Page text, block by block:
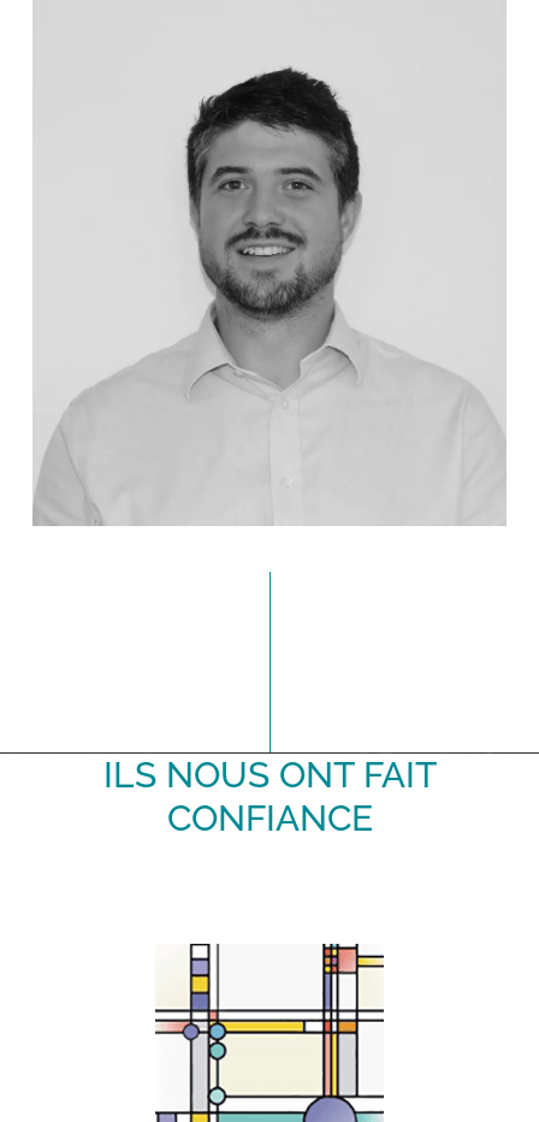
ILS NOUS ONT FAIT
CONFIANCE